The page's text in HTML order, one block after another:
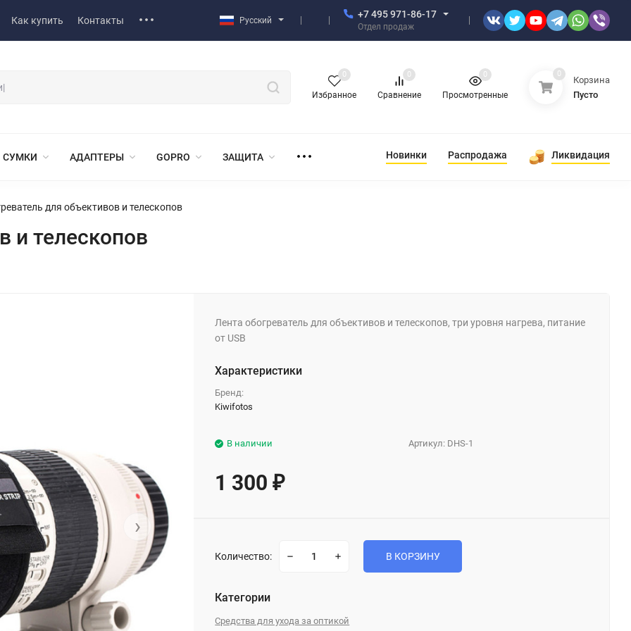
Как купить Контакты Русский
+7 495 971-86-17
Отдел продаж
Избранное
0
Сравнение
0
Просмотренные
0 0
Корзина
Пусто
СУМКИ АДАПТЕРЫ GOPRO ЗАЩИТА Новинки Распродажа Ликвидация
для объективов и телескопов
и телескопов
›
Лента обогреватель для объективов и телескопов, три уровня нагрева, питание
от USB
Характеристики
Бренд:
Kiwifotos
Артикул: DHS-1
В наличии
1 300₽
Количество: В КОРЗИНУ
Категории
Средства для ухода за оптикой